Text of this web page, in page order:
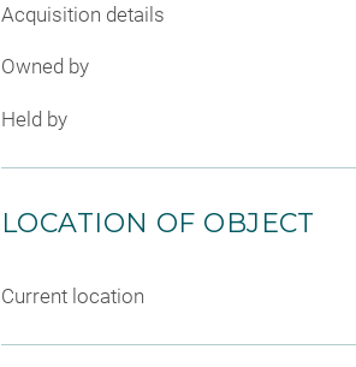
Acquisition details
Owned by
Held by
LOCATION OF OBJECT
Current location